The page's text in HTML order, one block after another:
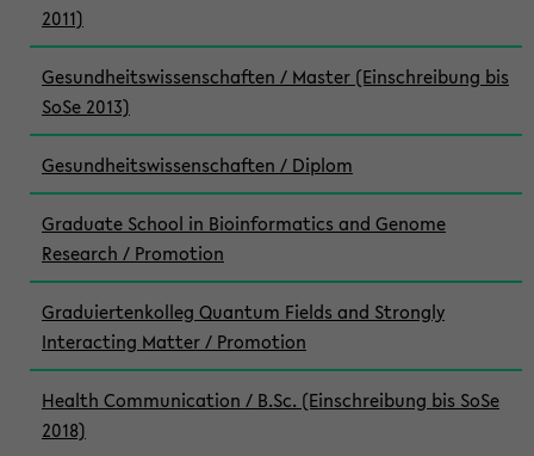
2011)
Gesundheitswissenschaften / Master (Einschreibung bis
SoSe 2013)
Gesundheitswissenschaften / Diplom
Graduate School in Bioinformatics and Genome
Research / Promotion
Graduiertenkolleg Quantum Fields and Strongly
Interacting Matter / Promotion
Health Communication / B.Sc. (Einschreibung bis SoSe
2018)